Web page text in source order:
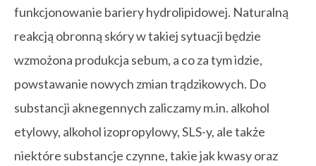
funkcjonowanie bariery hydrolipidowej. Naturalną
reakcją obronną skóry w takiej sytuacji będzie
wzmożona produkcja sebum, a co za tym idzie,
powstawanie nowych zmian trądzikowych. Do
substancji aknegennych zaliczamy m.in. alkohol
etylowy, alkohol izopropylowy, SLS-y, ale także
niektóre substancje czynne, takie jak kwasy oraz